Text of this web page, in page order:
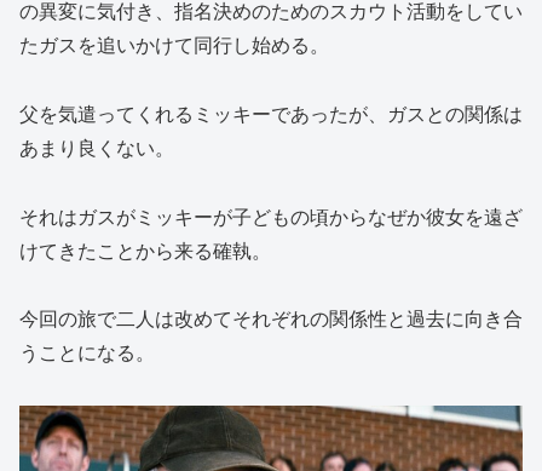
の異変に気付き、指名決めのためのスカウト活動をしてい
たガスを追いかけて同行し始める。
父を気遣ってくれるミッキーであったが、ガスとの関係は
あまり良くない。
それはガスがミッキーが子どもの頃からなぜか彼女を遠ざ
けてきたことから来る確執。
今回の旅で二人は改めてそれぞれの関係性と過去に向き合
うことになる。